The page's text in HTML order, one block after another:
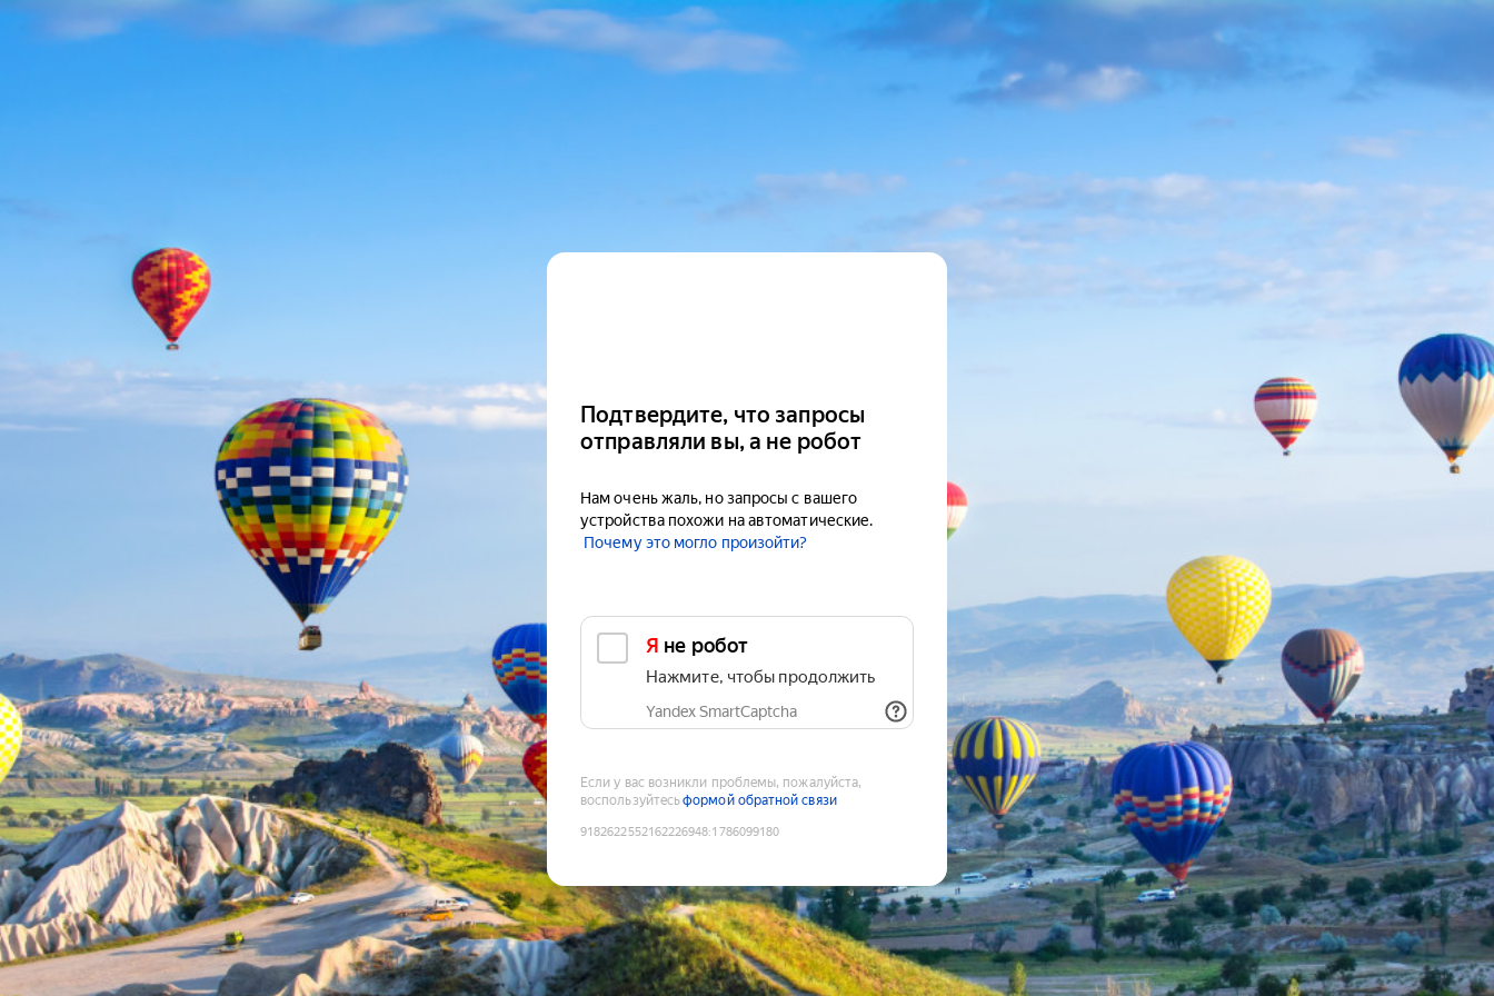
Подтвердите, что запросы
отправляли вы, а не робот
Нам очень жаль, но запросы с вашего
устройства похожи на автоматические.
Почему это могло произойти?
Я не робот
Нажмите, чтобы продолжить
Yandex SmartCaptcha
Если у вас возникли проблемы, пожалуйста,
воспользуйтесьформой обратной связи
9182622552162226948:1786099180